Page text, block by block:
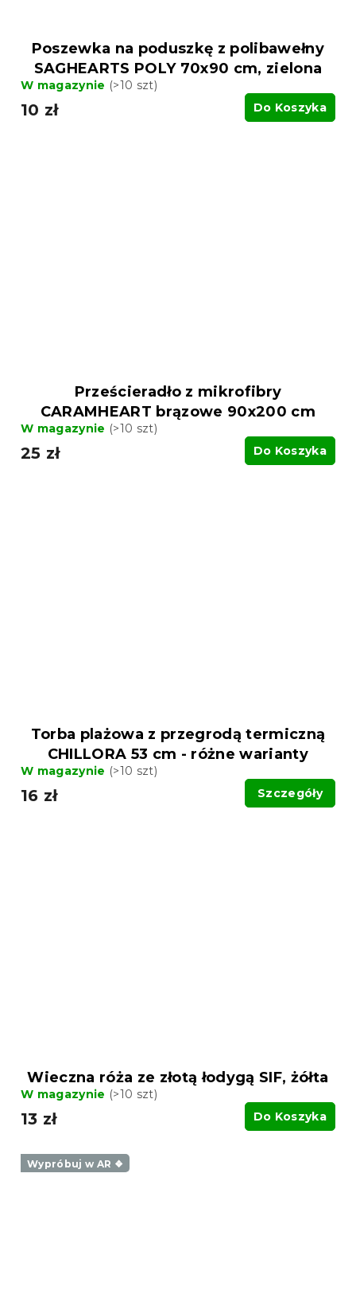
Poszewka na poduszkę z polibawełny
SAGHEARTS POLY 70x90 cm, zielona
W magazynie (>10 szt)
10 zł Do Koszyka
Prześcieradło z mikrofibry
CARAMHEART brązowe 90x200 cm
W magazynie (>10 szt)
25 zł Do Koszyka
Torba plażowa z przegrodą termiczną
CHILLORA 53 cm - różne warianty
W magazynie (>10 szt)
16 zł Szczegóły
Wieczna róża ze złotą łodygą SIF, żółta
W magazynie (>10 szt)
13 zł Do Koszyka
Wypróbuj w AR ❖